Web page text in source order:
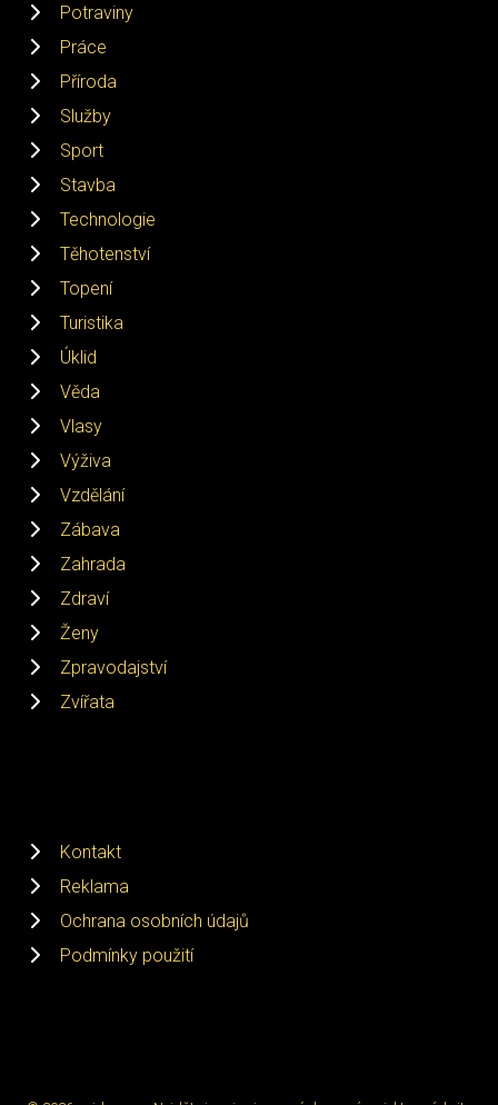
Potraviny
Práce
Příroda
Služby
Sport
Stavba
Technologie
Těhotenství
Topení
Turistika
Úklid
Věda
Vlasy
Výživa
Vzdělání
Zábava
Zahrada
Zdraví
Ženy
Zpravodajství
Zvířata
Kontakt
Reklama
Ochrana osobních údajů
Podmínky použití